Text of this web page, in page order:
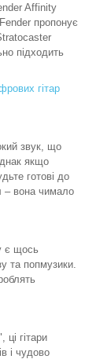
Affinity
пропонує
підходить
гітар
звук, що
якщо
готові до
– вона чимало
є щось
та попмузики.
гітари
і чудово